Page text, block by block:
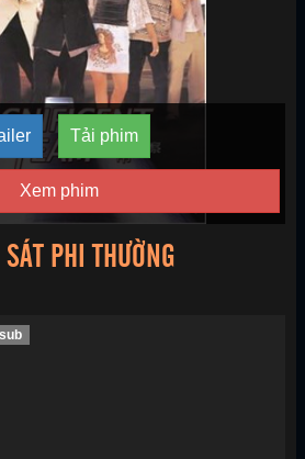
Tải phim
Xem phim
PHI THƯỜNG